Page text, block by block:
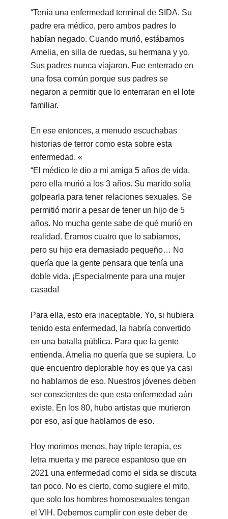
“Tenía una enfermedad terminal de SIDA. Su
padre era médico, pero ambos padres lo
habían negado. Cuando murió, estábamos
Amelia, en silla de ruedas, su hermana y yo.
Sus padres nunca viajaron. Fue enterrado en
una fosa común porque sus padres se
negaron a permitir que lo enterraran en el lote
familiar.
En ese entonces, a menudo escuchabas
historias de terror como esta sobre esta
enfermedad. «
“El médico le dio a mi amiga 5 años de vida,
pero ella murió a los 3 años. Su marido solía
golpearla para tener relaciones sexuales. Se
permitió morir a pesar de tener un hijo de 5
años. No mucha gente sabe de qué murió en
realidad. Éramos cuatro que lo sabíamos,
pero su hijo era demasiado pequeño… No
quería que la gente pensara que tenía una
doble vida. ¡Especialmente para una mujer
casada!
Para ella, esto era inaceptable. Yo, si hubiera
tenido esta enfermedad, la habría convertido
en una batalla pública. Para que la gente
entienda. Amelia no quería que se supiera. Lo
que encuentro deplorable hoy es que ya casi
no hablamos de eso. Nuestros jóvenes deben
ser conscientes de que esta enfermedad aún
existe. En los 80, hubo artistas que murieron
por eso, así que hablamos de eso.
Hoy morimos menos, hay triple terapia, es
letra muerta y me parece espantoso que en
2021 una enfermedad como el sida se discuta
tan poco. No es cierto, como sugiere el mito,
que solo los hombres homosexuales tengan
el VIH. Debemos cumplir con este deber de